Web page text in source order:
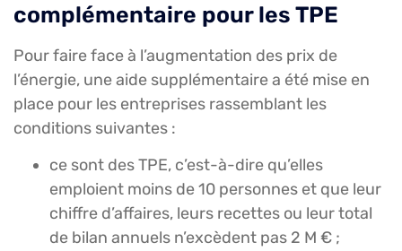
complémentaire pour les TPE
Pour faire face à l’augmentation des prix de
l’énergie, une aide supplémentaire a été mise en
place pour les entreprises rassemblant les
conditions suivantes :
ce sont des TPE, c’est-à-dire qu’elles
emploient moins de 10 personnes et que leur
chiffre d’affaires, leurs recettes ou leur total
de bilan annuels n’excèdent pas 2 M € ;